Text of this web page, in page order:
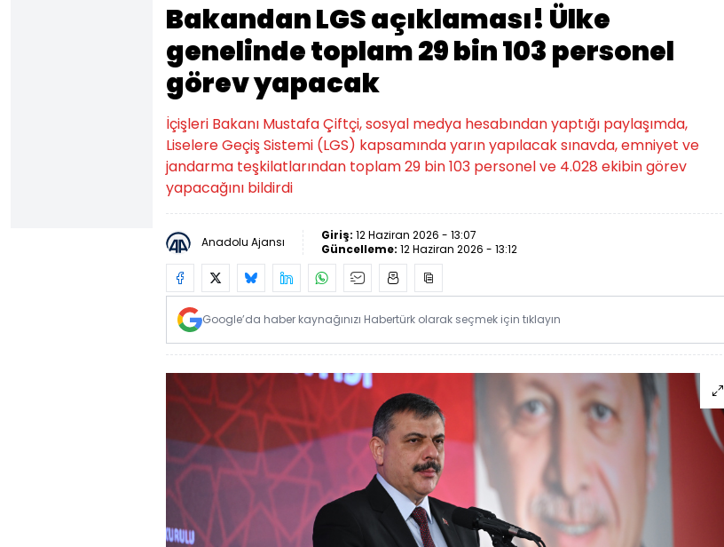
Bakandan LGS açıklaması! Ülke
genelinde toplam 29 bin 103 personel
görev yapacak
İçişleri Bakanı Mustafa Çiftçi, sosyal medya hesabından yaptığı paylaşımda,
Liselere Geçiş Sistemi (LGS) kapsamında yarın yapılacak sınavda, emniyet ve
jandarma teşkilatlarından toplam 29 bin 103 personel ve 4.028 ekibin görev
yapacağını bildirdi
Anadolu Ajansı Giriş: 12 Haziran 2026 - 13:07
Güncelleme: 12 Haziran 2026 - 13:12
Google’da haber kaynağınızı Habertürk olarak seçmek için tıklayın